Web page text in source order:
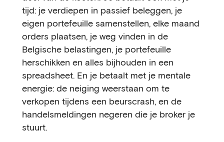
tijd: je verdiepen in passief beleggen, je
eigen portefeuille samenstellen, elke maand
orders plaatsen, je weg vinden in de
Belgische belastingen, je portefeuille
herschikken en alles bijhouden in een
spreadsheet. En je betaalt met je mentale
energie: de neiging weerstaan om te
verkopen tijdens een beurscrash, en de
handelsmeldingen negeren die je broker je
stuurt.